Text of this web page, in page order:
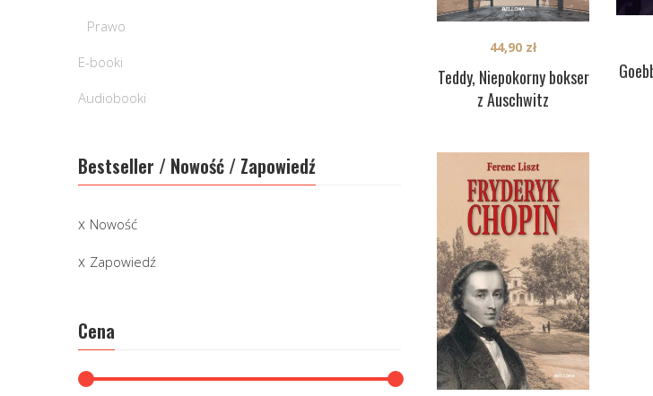
Teddy, Niepokorny bokser
z Auschwitz
44,90 zł
Prawo
E-booki
Audiobooki
Bestseller / Nowość / Zapowiedź
Nowość
Zapowiedź
Cena